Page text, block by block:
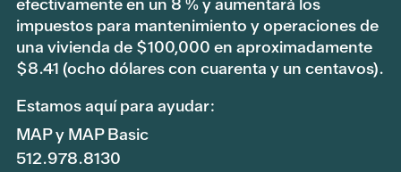
efectivamente en un 8 % y aumentará los
impuestos para mantenimiento y operaciones de
una vivienda de $100,000 en aproximadamente
$8.41 (ocho dólares con cuarenta y un centavos).
Estamos aquí para ayudar:
MAP y MAP Basic
512.978.8130